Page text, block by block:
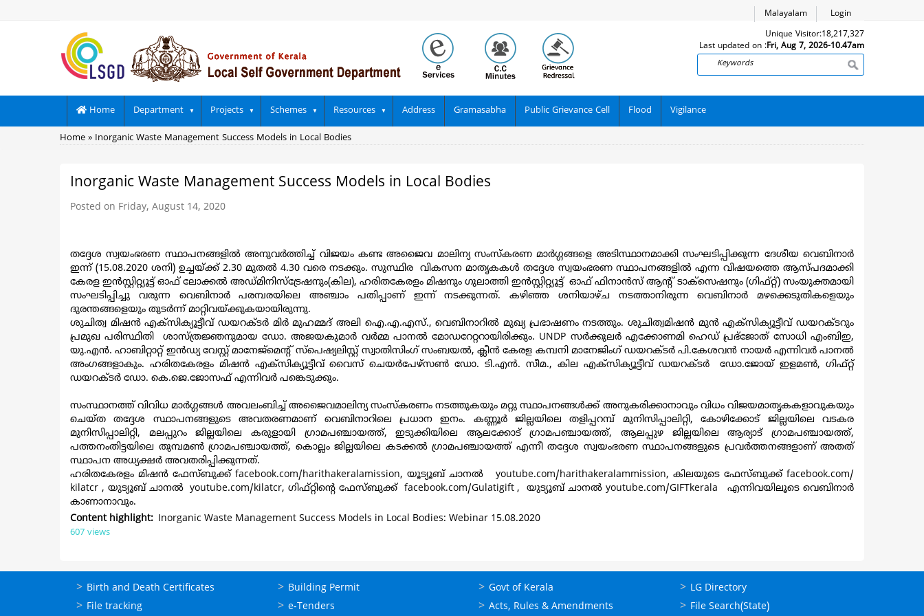
Login
Malayalam
Unique Visitor:18,217,327
Last updated on :Fri, Aug 7, 2026-10.47am
Search
Main
navigation
Home Department Projects Schemes Resources Address Gramasabha Public Grievance Cell Flood Vigilance
Breadcrumb
Home Inorganic Waste Management Success Models in Local Bodies
Inorganic Waste Management Success Models in Local Bodies
Posted on Friday, August 14, 2020
തദ്ദേശ സ്വയംഭരണ സ്ഥാപനങ്ങളിൽ അനുവർത്തിച്ച് വിജയം കണ്ട അജൈവ മാലിന്യ സംസ്‌കരണ മാർഗ്ഗങ്ങളെ അടിസ്ഥാനമാക്കി സംഘടിപ്പിക്കുന്ന ദേശീയ വെബിനാർ
ഇന്ന് (15.08.2020 ശനി) ഉച്ചയ്ക്ക് 2.30 മുതൽ 4.30 വരെ നടക്കും. സുസ്ഥിര വികസന മാതൃകകൾ തദ്ദേശ സ്വയംഭരണ സ്ഥാപനങ്ങളിൽ എന്ന വിഷയത്തെ ആസ്പദമാക്കി
കേരള ഇൻസ്റ്റിറ്റ്യൂട്ട് ഓഫ് ലോക്കൽ അഡ്മിനിസ്‌ട്രേഷനും(കില), ഹരിതകേരളം മിഷനും ഗുലാത്തി ഇൻസ്റ്റിറ്റ്യൂട്ട് ഓഫ് ഫിനാൻസ് ആന്റ് ടാക്‌സെഷനും (ഗിഫ്റ്റ്) സംയുക്തമായി
സംഘടിപ്പിച്ചു വരുന്ന വെബിനാർ പരമ്പരയിലെ അഞ്ചാം പതിപ്പാണ് ഇന്ന് നടക്കുന്നത്. കഴിഞ്ഞ ശനിയാഴ്‌ച നടത്താനിരുന്ന വെബിനാർ മഴക്കെടുതികളെയും
ദുരന്തങ്ങളെയും തുടർന്ന് മാറ്റിവയ്ക്കുകയായിരുന്നു.
ശുചിത്വ മിഷന്‍ എക്‌സിക്യൂട്ടീവ് ഡയറക്ടര്‍ മിര്‍ മുഹമ്മദ് അലി ഐ.എ.എസ്., വെബിനാറില്‍ മുഖ്യ പ്രഭാഷണം നടത്തും. ശുചിത്വമിഷന്‍ മുന്‍ എക്‌സിക്യൂട്ടീവ് ഡയറക്ടറും
പ്രമുഖ പരിസ്ഥിതി ശാസ്ത്രജ്ഞനുമായ ഡോ. അജയകുമാര്‍ വർമ്മ പാനൽ മോഡറേറ്ററായിരിക്കും. UNDP സര്‍ക്കുലര്‍ എക്കോണമി ഹെഡ് പ്രഭ്ജോത് സോധി എംബിഇ,
യു.എന്‍. ഹാബിറ്റാറ്റ് ഇന്‍ഡ്യ വേസ്റ്റ് മാനേജ്‌മെന്റ് സ്‌പെഷ്യലിസ്റ്റ് സ്വാതിസിംഗ് സംബയല്‍, ക്ലീന്‍ കേരള കമ്പനി മാനേജിംഗ് ഡയറക്ടര്‍ പി.കേശവന്‍ നായര്‍ എന്നിവര്‍ പാനല്‍
അംഗങ്ങളാകും. ഹരിതകേരളം മിഷന്‍ എക്‌സിക്യൂട്ടീവ് വൈസ് ചെയര്‍പേഴ്‌സണ്‍ ഡോ. ടി.എന്‍. സീമ., കില എക്‌സിക്യൂട്ടീവ് ഡയറക്ടര്‍ ഡോ.ജോയ് ഇളമണ്‍, ഗിഫ്റ്റ്
ഡയറക്ടർ ഡോ. കെ.ജെ.ജോസഫ് എന്നിവര്‍ പങ്കെടുക്കും.
സംസ്ഥാനത്ത് വിവിധ മാർഗ്ഗങ്ങൾ അവലംബിച്ച് അജൈവമാലിന്യ സംസ്‌കരണം നടത്തുകയും മറ്റു സ്ഥാപനങ്ങൾക്ക് അനുകരിക്കാനാവും വിധം വിജയമാതൃകകളാവുകയും
ചെയ്ത തദ്ദേശ സ്ഥാപനങ്ങളുടെ അവതരണമാണ് വെബിനാറിലെ പ്രധാന ഇനം. കണ്ണൂര്‍ ജില്ലയിലെ തളിപ്പറമ്പ് മുനിസിപ്പാലിറ്റി, കോഴിക്കോട് ജില്ലയിലെ വടകര
മുനിസിപ്പാലിറ്റി, മലപ്പുറം ജില്ലയിലെ കരുളായി ഗ്രാമപഞ്ചായത്ത്, ഇടുക്കിയിലെ ആലക്കോട് ഗ്രാമപഞ്ചായത്ത്, ആലപ്പുഴ ജില്ലയിലെ ആര്യാട് ഗ്രാമപഞ്ചായത്ത്,
പത്തനംതിട്ടയിലെ തുമ്പമണ്‍ ഗ്രാമപഞ്ചായത്ത്, കൊല്ലം ജില്ലയിലെ കടക്കല്‍ ഗ്രാമപഞ്ചായത്ത് എന്നീ തദ്ദേശ സ്വയംഭരണ സ്ഥാപനങ്ങളുടെ പ്രവര്‍ത്തനങ്ങളാണ് അതത്
സ്ഥാപന അധ്യക്ഷര്‍ അവതരിപ്പിക്കുന്നത്.
ഹരിതകേരളം മിഷന്‍ ഫേസ്ബുക്ക് facebook.com/harithakeralamission, യൂട്യൂബ് ചാനല്‍ youtube.com/harithakeralammission, കിലയുടെ ഫേസ്ബുക്ക് facebook.com/
kilatcr , യുട്യൂബ് ചാനല്‍youtube.com/kilatcr, ഗിഫ്റ്റിന്റെ ഫേസ്ബുക്ക് facebook.com/Gulatigift, യുട്യൂബ് ചാനല്‍ youtube.com/GIFTkerala
എന്നിവയിലൂടെ വെബിനാർ
കാണാനാവും.
Content highlight
Inorganic Waste Management Success Models in Local Bodies: Webinar 15.08.2020
607 views
ഓണ്‍ലൈന്‍
സേവനങ്ങള്‍
Birth and Death Certificates
File tracking
ഓണ്‍ലൈന്‍
സേവനങ്ങള്‍
Building Permit
e-Tenders
ഉപയോഗപ്രദമായ
കണ്ണികള്‍
Govt of Kerala
Acts, Rules & Amendments
ഉപയോഗപ്രദമായ
കണ്ണികള്‍
LG Directory
File Search(State)